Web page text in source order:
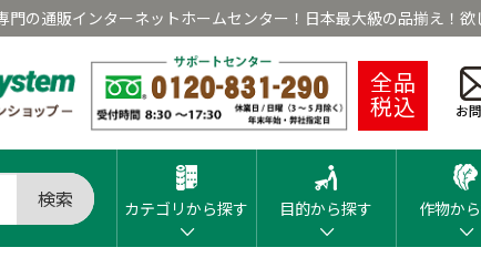
門の通販インターネットホームセンター！日本最大級の品揃え！欲
全品
税込 お
検索 カテゴリから探す 目的から探す 作物か